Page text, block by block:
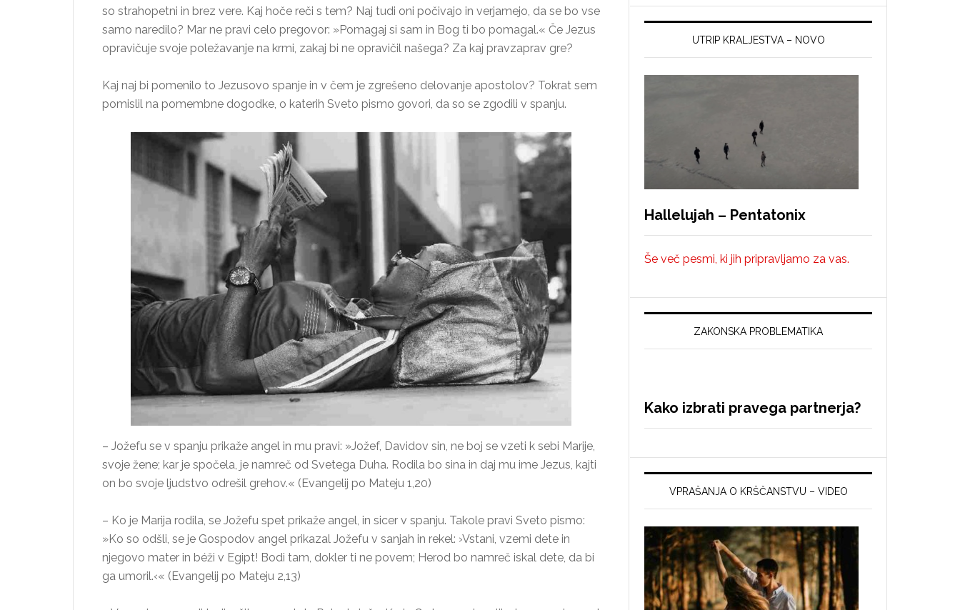
so strahopetni in brez vere. Kaj hoče reči s tem? Naj tudi oni počivajo in verjamejo, da se bo vse
samo naredilo? Mar ne pravi celo pregovor: »Pomagaj si sam in Bog ti bo pomagal.« Če Jezus
opravičuje svoje poležavanje na krmi, zakaj bi ne opravičil našega? Za kaj pravzaprav gre?
Kaj naj bi pomenilo to Jezusovo spanje in v čem je zgrešeno delovanje apostolov? Tokrat sem
pomislil na pomembne dogodke, o katerih Sveto pismo govori, da so se zgodili v spanju.
– Jožefu se v spanju prikaže angel in mu pravi: »Jožef, Davidov sin, ne boj se vzeti k sebi Marije,
svoje žene; kar je spočela, je namreč od Svetega Duha. Rodila bo sina in daj mu ime Jezus, kajti
on bo svoje ljudstvo odrešil grehov.« (Evangelij po Mateju 1,20)
– Ko je Marija rodila, se Jožefu spet prikaže angel, in sicer v spanju. Takole pravi Sveto pismo:
»Ko so odšli, se je Gospodov angel prikazal Jožefu v sanjah in rekel: ›Vstani, vzemi dete in
njegovo mater in béži v Egipt! Bodi tam, dokler ti ne povem; Herod bo namreč iskal dete, da bi
ga umoril.‹« (Evangelij po Mateju 2,13)
UTRIP KRALJESTVA – NOVO
Hallelujah – Pentatonix
Še več pesmi, ki jih pripravljamo za vas.
ZAKONSKA PROBLEMATIKA
Kako izbrati pravega partnerja?
VPRAŠANJA O KRŠČANSTVU – VIDEO